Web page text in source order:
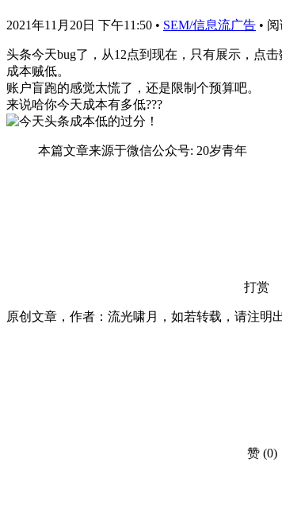
2021年11月20日 下午11:50 • SEM/信息流广告 • 阅
头条今天bug了，从12点到现在，只有展示，点
成本贼低。
账户盲跑的感觉太慌了，还是限制个预算吧。
来说哈你今天成本有多低???
本篇文章来源于微信公众号: 20岁青年
打赏
原创文章，作者：流光啸月，如若转载，请注明
赞 (0)